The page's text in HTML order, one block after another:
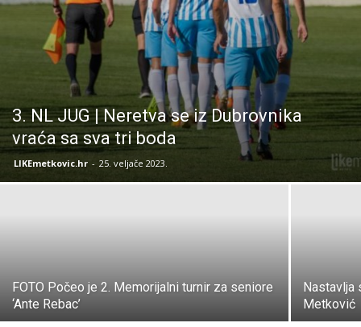
3. NL JUG | Neretva se iz Dubrovnika
vraća sa sva tri boda
LIKEmetkovic.hr - 25. veljače 2023.
FOTO Počeo je 2. Memorijalni turnir za seniore
‘Ante Rebac’
Nastavlja
Metković